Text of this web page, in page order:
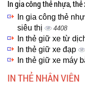
In gia công thẻ nhựa,
In gia công thẻ
siêu thị
4408
In thẻ giữ xe từ
In thẻ giữ xe đạp
In thẻ giữ xe máy
IN THẺ NHÂN VIÊN